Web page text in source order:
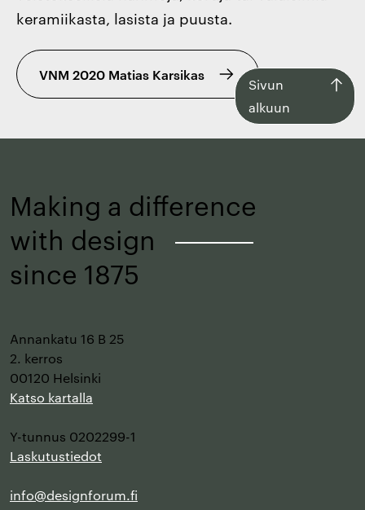
keramiikasta, lasista ja puusta.
VNM 2020 Matias Karsikas
Sivun
alkuun
sivun
Making a difference
with design
since 1875
Annankatu 16 B 25
2. kerros
00120 Helsinki
Katso kartalla
Y-tunnus 0202299-1
Laskutustiedot
info@designforum.fi